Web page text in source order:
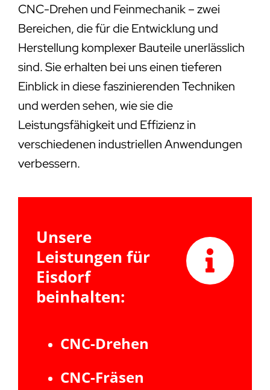
CNC-Drehen und Feinmechanik – zwei
Bereichen, die für die Entwicklung und
Herstellung komplexer Bauteile unerlässlich
sind. Sie erhalten bei uns einen tieferen
Einblick in diese faszinierenden Techniken
und werden sehen, wie sie die
Leistungsfähigkeit und Effizienz in
verschiedenen industriellen Anwendungen
verbessern.
Unsere
Leistungen für
Eisdorf
beinhalten:
CNC-Drehen
CNC-Fräsen